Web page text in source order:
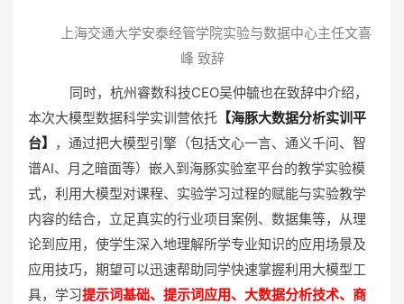
上海交通大学安泰经管学院实验与数据中心主任文喜
峰 致辞
同时，杭州睿数科技CEO吴仲毓也在致辞中介绍，
本次大模型数据科学实训营依托 【海豚大数据分析实训平
台】
，通过把大模型引擎（包括文心一言、通义千问、智
谱AI、月之暗面等）嵌入到海豚实验室平台的教学实验模
式，利用大模型对课程、实验学习过程的赋能与实验教学
内容的结合，立足真实的行业项目案例、数据集等，从理
论到应用，使学生深入地理解所学专业知识的应用场景及
应用技巧，期望可以迅速帮助同学快速掌握利用大模型工
具，学习提示词基础、提示词应用、大数据分析技术、商